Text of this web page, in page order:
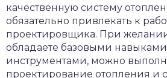
качественную систему
обязательно привлекать к
проектировщика. При
обладаете базовыми
инструментами, можно
проектирование отопления и